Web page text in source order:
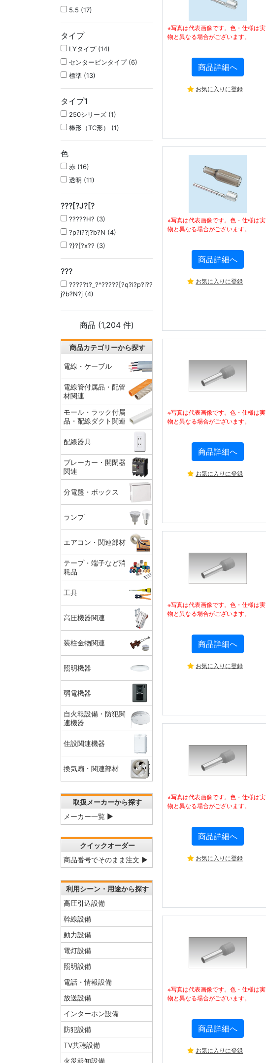
※写真は代表画像です。色・仕様は実
物と異なる場合がございます。
商品詳細へ
お気に入りに登録
※写真は代表画像です。色・仕様は実
物と異なる場合がございます。
商品詳細へ
お気に入りに登録
※写真は代表画像です。色・仕様は実
物と異なる場合がございます。
商品詳細へ
お気に入りに登録
※写真は代表画像です。色・仕様は実
物と異なる場合がございます。
商品詳細へ
お気に入りに登録
※写真は代表画像です。色・仕様は実
物と異なる場合がございます。
商品詳細へ
お気に入りに登録
※写真は代表画像です。色・仕様は実
物と異なる場合がございます。
商品詳細へ
お気に入りに登録
5.5 (17)
タイプ
LYタイプ (14)
センターピンタイプ (6)
標準 (13)
タイプ1
250シリーズ (1)
棒形（TC形） (1)
色
赤 (16)
透明 (11)
???[?J?[?
?????H? (3)
?p?i??j?b?N (4)
?}?[?x?? (3)
???
?????t?_?^?????[?q?i?p?i??
j?b?N?j (4)
商品 (1,204件)
商品カテゴリーから探す
電線・ケーブル
電線管付属品・配管
材関連
モール・ラック付属
品・配線ダクト関連
配線器具
ブレーカー・開閉器
関連
分電盤・ボックス
ランプ
エアコン・関連部材
テープ・端子など消
耗品
工具
高圧機器関連
装柱金物関連
照明機器
弱電機器
自火報設備・防犯関
連機器
住設関連機器
換気扇・関連部材
取扱メーカーから探す
メーカー一覧 ▶
クイックオーダー
商品番号でそのまま注文 ▶
利用シーン・用途から探す
高圧引込設備
幹線設備
動力設備
電灯設備
照明設備
電話・情報設備
放送設備
インターホン設備
防犯設備
TV共聴設備
火災報知設備